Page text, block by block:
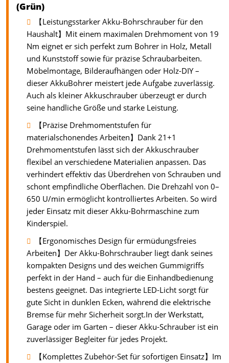
(Grün)
【Leistungsstarker Akku-Bohrschrauber für den
Haushalt】Mit einem maximalen Drehmoment von 19
Nm eignet er sich perfekt zum Bohrer in Holz, Metall
und Kunststoff sowie für präzise Schraubarbeiten.
Möbelmontage, Bilderaufhängen oder Holz-DIY –
dieser AkkuBohrer meistert jede Aufgabe zuverlässig.
Auch als kleiner Akkuschrauber überzeugt er durch
seine handliche Größe und starke Leistung.
【Präzise Drehmomentstufen für
materialschonendes Arbeiten】Dank 21+1
Drehmomentstufen lässt sich der Akkuschrauber
flexibel an verschiedene Materialien anpassen. Das
verhindert effektiv das Überdrehen von Schrauben und
schont empfindliche Oberflächen. Die Drehzahl von 0–
650 U/min ermöglicht kontrolliertes Arbeiten. So wird
jeder Einsatz mit dieser Akku-Bohrmaschine zum
Kinderspiel.
【Ergonomisches Design für ermüdungsfreies
Arbeiten】Der Akku-Bohrschrauber liegt dank seines
kompakten Designs und des weichen Gummigriffs
perfekt in der Hand – auch für die Einhandbedienung
bestens geeignet. Das integrierte LED-Licht sorgt für
gute Sicht in dunklen Ecken, während die elektrische
Bremse für mehr Sicherheit sorgt.In der Werkstatt,
Garage oder im Garten – dieser Akku-Schrauber ist ein
zuverlässiger Begleiter für jedes Projekt.
【Komplettes Zubehör-Set für sofortigen Einsatz】Im